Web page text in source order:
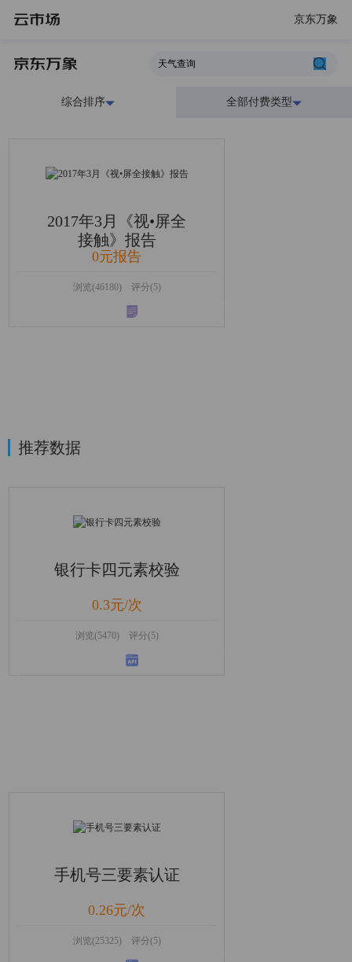
京东万象
综合排序 全部付费类型
2017年3月《视•屏全
接触》报告
0元报告
浏览(46180) 评分(5)
推荐数据
银行卡四元素校验
0.3元/次
浏览(5470) 评分(5)
手机号三要素认证
0.26元/次
浏览(25325) 评分(5)